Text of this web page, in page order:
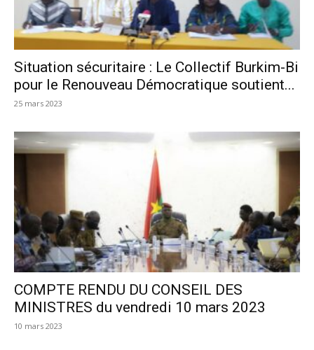
Situation sécuritaire : Le Collectif Burkim-Bi
pour le Renouveau Démocratique soutient...
25 mars 2023
COMPTE RENDU DU CONSEIL DES
MINISTRES du vendredi 10 mars 2023
10 mars 2023